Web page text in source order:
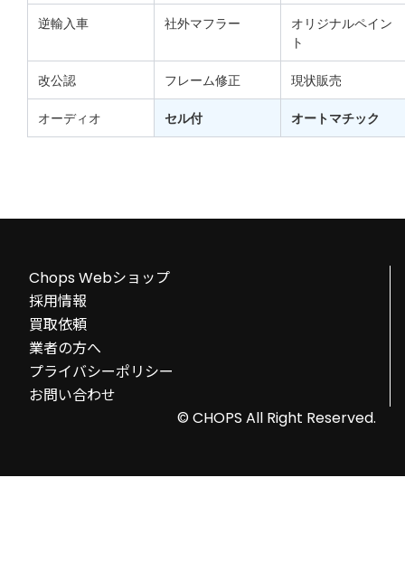
逆輸入車 社外マフラー
オリジナルペイン
ト
改公認 フレーム修正 現状販売
オーディオ セル付 オートマチック
Chops Webショップ
採用情報
買取依頼
業者の方へ
プライバシーポリシー
お問い合わせ
© CHOPS All Right Reserved.